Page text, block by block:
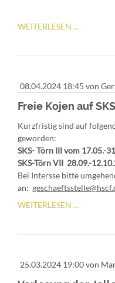
WEITERLESEN …
08.04.2024 18:45 von
Freie Kojen auf
Kurzfristig sind auf
geworden:
SKS- Törn III vom 17.05.-
SKS-Törn VII 28.09.-
Bei Intersse bitte
an:
WEITERLESEN …
UND
25.03.2024 19:00von